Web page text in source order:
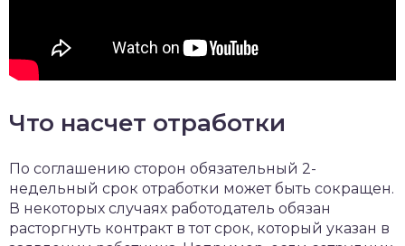
Что насчет отработки
По соглашению сторон обязательный 2-
недельный срок отработки может быть сокращен.
В некоторых случаях работодатель обязан
расторгнуть контракт в тот срок, который указан в